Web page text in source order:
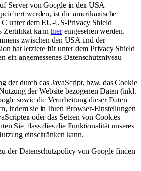
Server von Google in den USA
werden, ist die amerikanische
unter dem EU-US-Privacy Shield
Zertifikat kann hiereingesehen werden.
zwischen den USA und der
hat letztere für unter dem Privacy Shield
ein angemessenes Datenschutzniveau
der durch das JavaScript, bzw. das Cookie
der Website bezogenen Daten (inkl.
sowie die Verarbeitung dieser Daten
indem sie in Ihren Browser-Einstellungen
oder das Setzen von Cookies
Sie, dass dies die Funktionalität unseres
einschränken kann.
der Datenschutzpolicy von Google finden